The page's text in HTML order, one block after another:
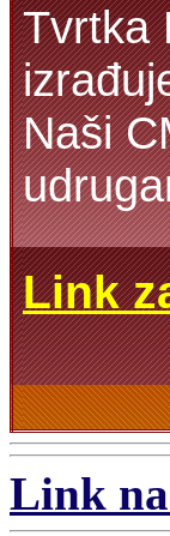
Tvrtka
Naši
Link
Link